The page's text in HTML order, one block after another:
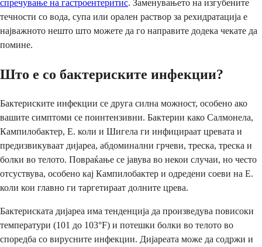
спречување на гастроентеритис. Заменувањето на изгубените
течности со вода, супа или орален раствор за рехидратација е
најважното нешто што можете да го направите додека чекате да
помине.
Што е со бактериските инфекции?
Бактериските инфекции се друга силна можност, особено ако
вашите симптоми се поинтензивни. Бактерии како Салмонела,
Кампилобактер, Е. коли и Шигела ги инфицираат цревата и
предизвикуваат дијареа, абдоминални грчеви, треска, треска и
болки во телото. Повраќање се јавува во некои случаи, но често
отсуствува, особено кај Кампилобактер и одредени соеви на Е.
коли кои главно ги таргетираат долните црева.
Бактериската дијареа има тенденција да произведува повисоки
температури (101 до 103°F) и потешки болки во телото во
споредба со вирусните инфекции. Дијареата може да содржи и